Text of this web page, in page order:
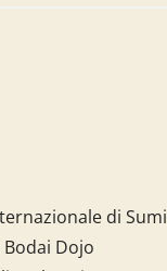
di
Bodai Dojo